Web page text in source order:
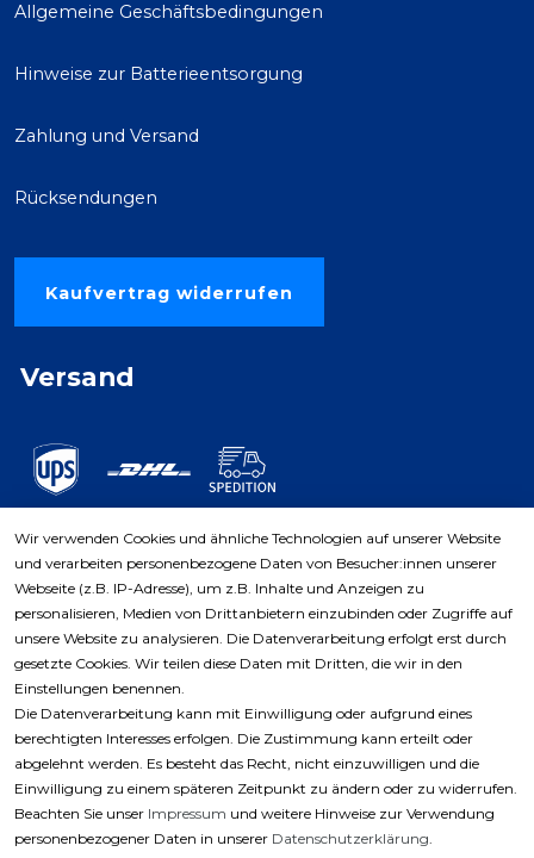
Allgemeine Geschäftsbedingungen
Hinweise zur Batterieentsorgung
Zahlung und Versand
Rücksendungen
Kaufvertrag widerrufen
Versand
Zahlungsarten
Wir verwenden Cookies und ähnliche Technologien auf unserer Website
und verarbeiten personenbezogene Daten von Besucher:innen unserer
Webseite (z.B. IP-Adresse), um z.B. Inhalte und Anzeigen zu
personalisieren, Medien von Drittanbietern einzubinden oder Zugriffe auf
unsere Website zu analysieren. Die Datenverarbeitung erfolgt erst durch
gesetzte Cookies. Wir teilen diese Daten mit Dritten, die wir in den
Einstellungen benennen.
Die Datenverarbeitung kann mit Einwilligung oder aufgrund eines
berechtigten Interesses erfolgen. Die Zustimmung kann erteilt oder
abgelehnt werden. Es besteht das Recht, nicht einzuwilligen und die
Einwilligung zu einem späteren Zeitpunkt zu ändern oder zu widerrufen.
Beachten Sie unser Impressum und weitere Hinweise zur Verwendung
personenbezogener Daten in unserer Daten­schutz­erklärung.